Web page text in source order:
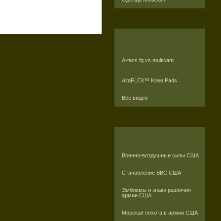
A-tacs fg vs multicam
AltaFLEX™ Knee Pads
Все видео
Военно-воздушные силы США
Становление ВВС США
Эмблемы и знаки различия
армии США
Морская пехота в армии США